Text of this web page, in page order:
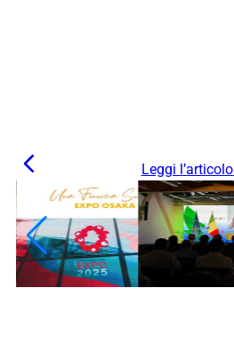
Leggi l’articolo